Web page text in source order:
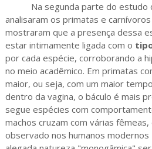
Na segunda parte do estudo
analisaram os primatas e
mostraram que a presença dessa
estar intimamente ligada com o
por cada espécie, corroborando a
no meio acadêmico. Em primatas
maior, ou seja, com um maior
dentro da vagina, o báculo é mais
segue espécies com
machos cruzam com várias
observado nos humanos modernos